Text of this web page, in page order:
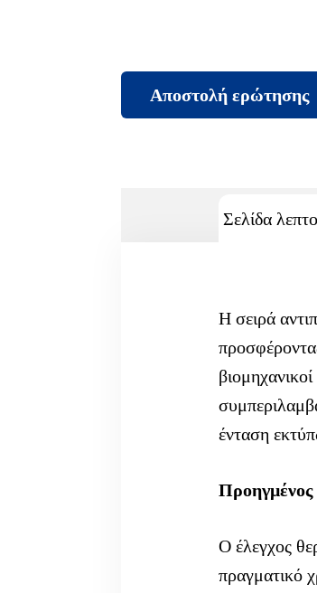
Αποστολή ερώτησης
Η σειρά
ένταση
Προηγμένος
Ο έλεγχος
πραγματικό